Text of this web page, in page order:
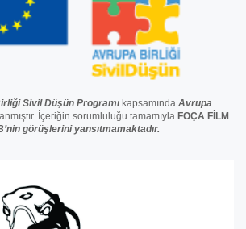
Sivil Düşün Programı kapsamında Avrupa
İçeriğin sorumluluğu tamamıyla FOÇA FİLM
görüşlerini yansıtmamaktadır.